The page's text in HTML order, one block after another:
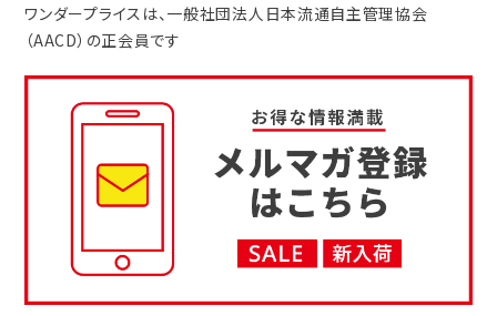
ワンダープライスは、 一般社団法人 日本流通自主管理協会
（AACD） の正会員です